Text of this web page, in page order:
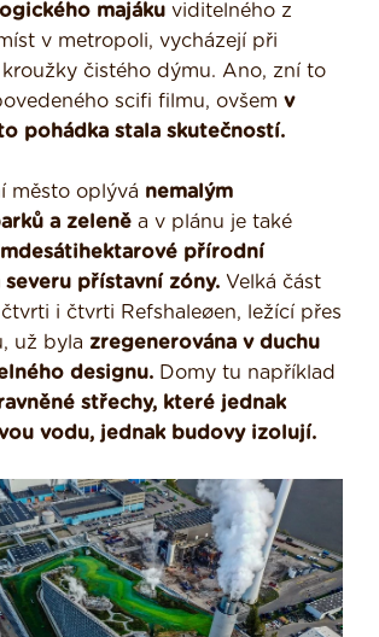
majáku viditelného z
v metropoli, vycházejí při
čistého dýmu. Ano, zní to
scifi filmu, ovšem v
pohádka stala skutečností.
město oplývá nemalým
a zeleně a v plánu je také
přírodní
severu přístavní zóny. Velká část
i čtvrti Refshaleøen, ležící přes
už byla zregenerována v duchu
designu. Domy tu například
střechy, které jednak
vodu, jednak budovy izolují.